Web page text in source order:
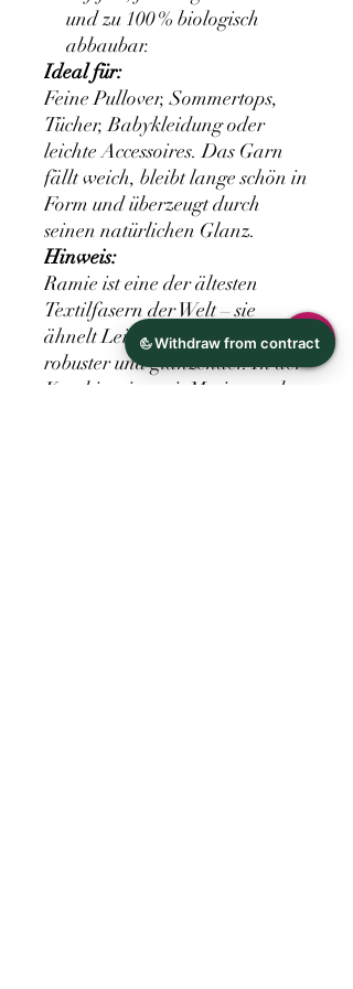
und zu 100 % biologisch
abbaubar.
Ideal für:
Feine Pullover, Sommertops,
Tücher, Babykleidung oder
leichte Accessoires. Das Garn
fällt weich, bleibt lange schön in
Form und überzeugt durch
seinen natürlichen Glanz.
Hinweis:
Ramie ist eine der ältesten
Textilfasern der Welt – sie
ähnelt Leinen, ist aber noch
robuster und glänzender. In der
Kombination mit Merino und